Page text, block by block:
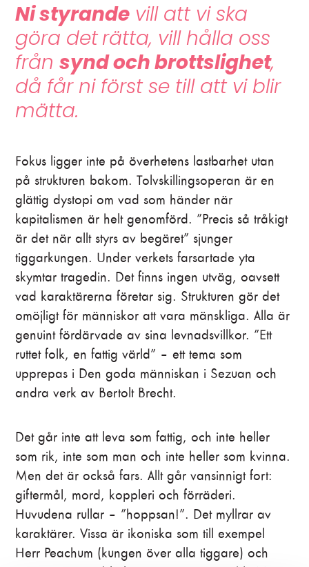
Ni styrande vill att vi ska
göra deträtta, vill hålla oss
frånsynd och brottslighet,
då får ni först se till att vi blir
mätta.
Fokus ligger inte på överhetens lastbarhet utan
på strukturen bakom. Tolvskillingsoperan är en
glättig dystopi om vad som händer när
kapitalismen är helt genomförd. ”Precis så tråkigt
är det när allt styrs av begäret” sjunger
tiggarkungen. Under verkets farsartade yta
skymtar tragedin. Det finns ingen utväg, oavsett
vad karaktärerna företar sig. Strukturen gör det
omöjligt för människor att vara mänskliga. Alla är
genuint fördärvade av sina levnadsvillkor. ”Ett
ruttet folk, en fattig värld” – ett tema som
upprepas i Den goda människan i Sezuan och
andra verk av Bertolt Brecht.
Det går inte att leva som fattig, och inte heller
som rik, inte som man och inte heller som kvinna.
Men det är också fars. Allt går vansinnigt fort:
giftermål, mord, koppleri och förräderi.
Huvudena rullar – ”hoppsan!”. Det myllrar av
karaktärer. Vissa är ikoniska som till exempel
Herr Peachum (kungen över alla tiggare) och